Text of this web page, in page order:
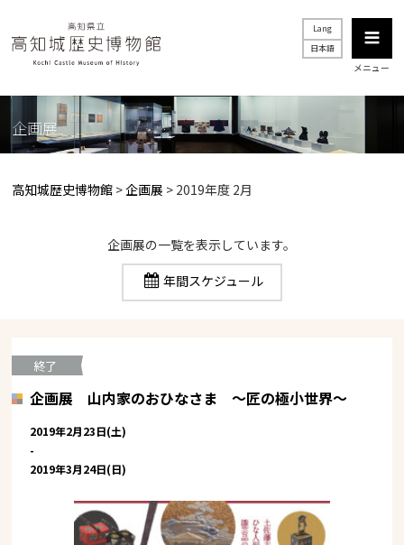
Lang
日本語
メニュー
企画展
高知城歴史博物館 >企画展 > 2019年度 2月
企画展の一覧を表示しています。
年間スケジュール
終了
企画展 山内家のおひなさま ～匠の極小世界～
2019年2月23日(土)
-
2019年3月24日(日)